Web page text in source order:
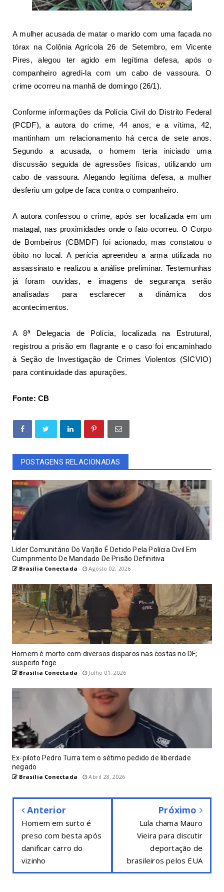
A mulher acusada de matar o marido com uma facada no
tórax na Colônia Agrícola 26 de Setembro, em Vicente
Pires, alegou ter agido em legítima defesa, após o
companheiro agredi-la com um cabo de vassoura. O
crime ocorreu na manhã de domingo (26/1).
Conforme informações da Polícia Civil do Distrito Federal
(PCDF), a autora do crime, 44 anos, e a vítima, 42,
mantinham um relacionamento há cerca de sete anos.
Segundo a acusada, o homem teria iniciado uma
discussão seguida de agressões físicas, utilizando um
cabo de vassoura. Alegando legítima defesa, a mulher
desferiu um golpe de faca contra o companheiro.
A autora confessou o crime, após ser localizada em um
matagal, nas proximidades onde o fato ocorreu. O Corpo
de Bombeiros (CBMDF) foi acionado, mas constatou o
óbito no local. A perícia apreendeu a arma utilizada no
assassinato e realizou a análise preliminar. Testemunhas
já foram ouvidas, e imagens de segurança serão
analisadas para esclarecer a dinâmica dos
acontecimentos.
A 8ª Delegacia de Polícia, localizada na Estrutural,
registrou a prisão em flagrante e o caso foi encaminhado
à Seção de Investigação de Crimes Violentos (SICVIO)
para continuidade das apurações.
Fonte: CB
POSTAGENS RELACIONADAS
Líder Comunitário Do Varjão É Detido Pela Polícia Civil Em
Cumprimento De Mandado De Prisão Definitiva
Brasília Conectada Agosto 02, 2026
Homem é morto com diversos disparos nas costas no DF;
suspeito foge
Brasília Conectada Julho 01, 2026
Ex-piloto Pedro Turra tem o sétimo pedido de liberdade
negado
Brasília Conectada Abril 28, 2026
Anterior
Homem em surto é
preso com besta após
danificar carro do
vizinho
Próximo
Lula chama Mauro
Vieira para discutir
deportação de
brasileiros pelos EUA